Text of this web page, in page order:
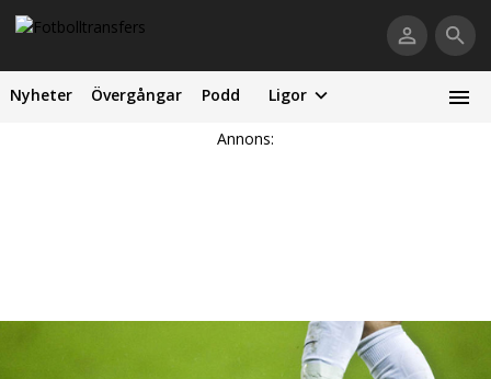
Nyheter Övergångar Podd Ligor
Annons: